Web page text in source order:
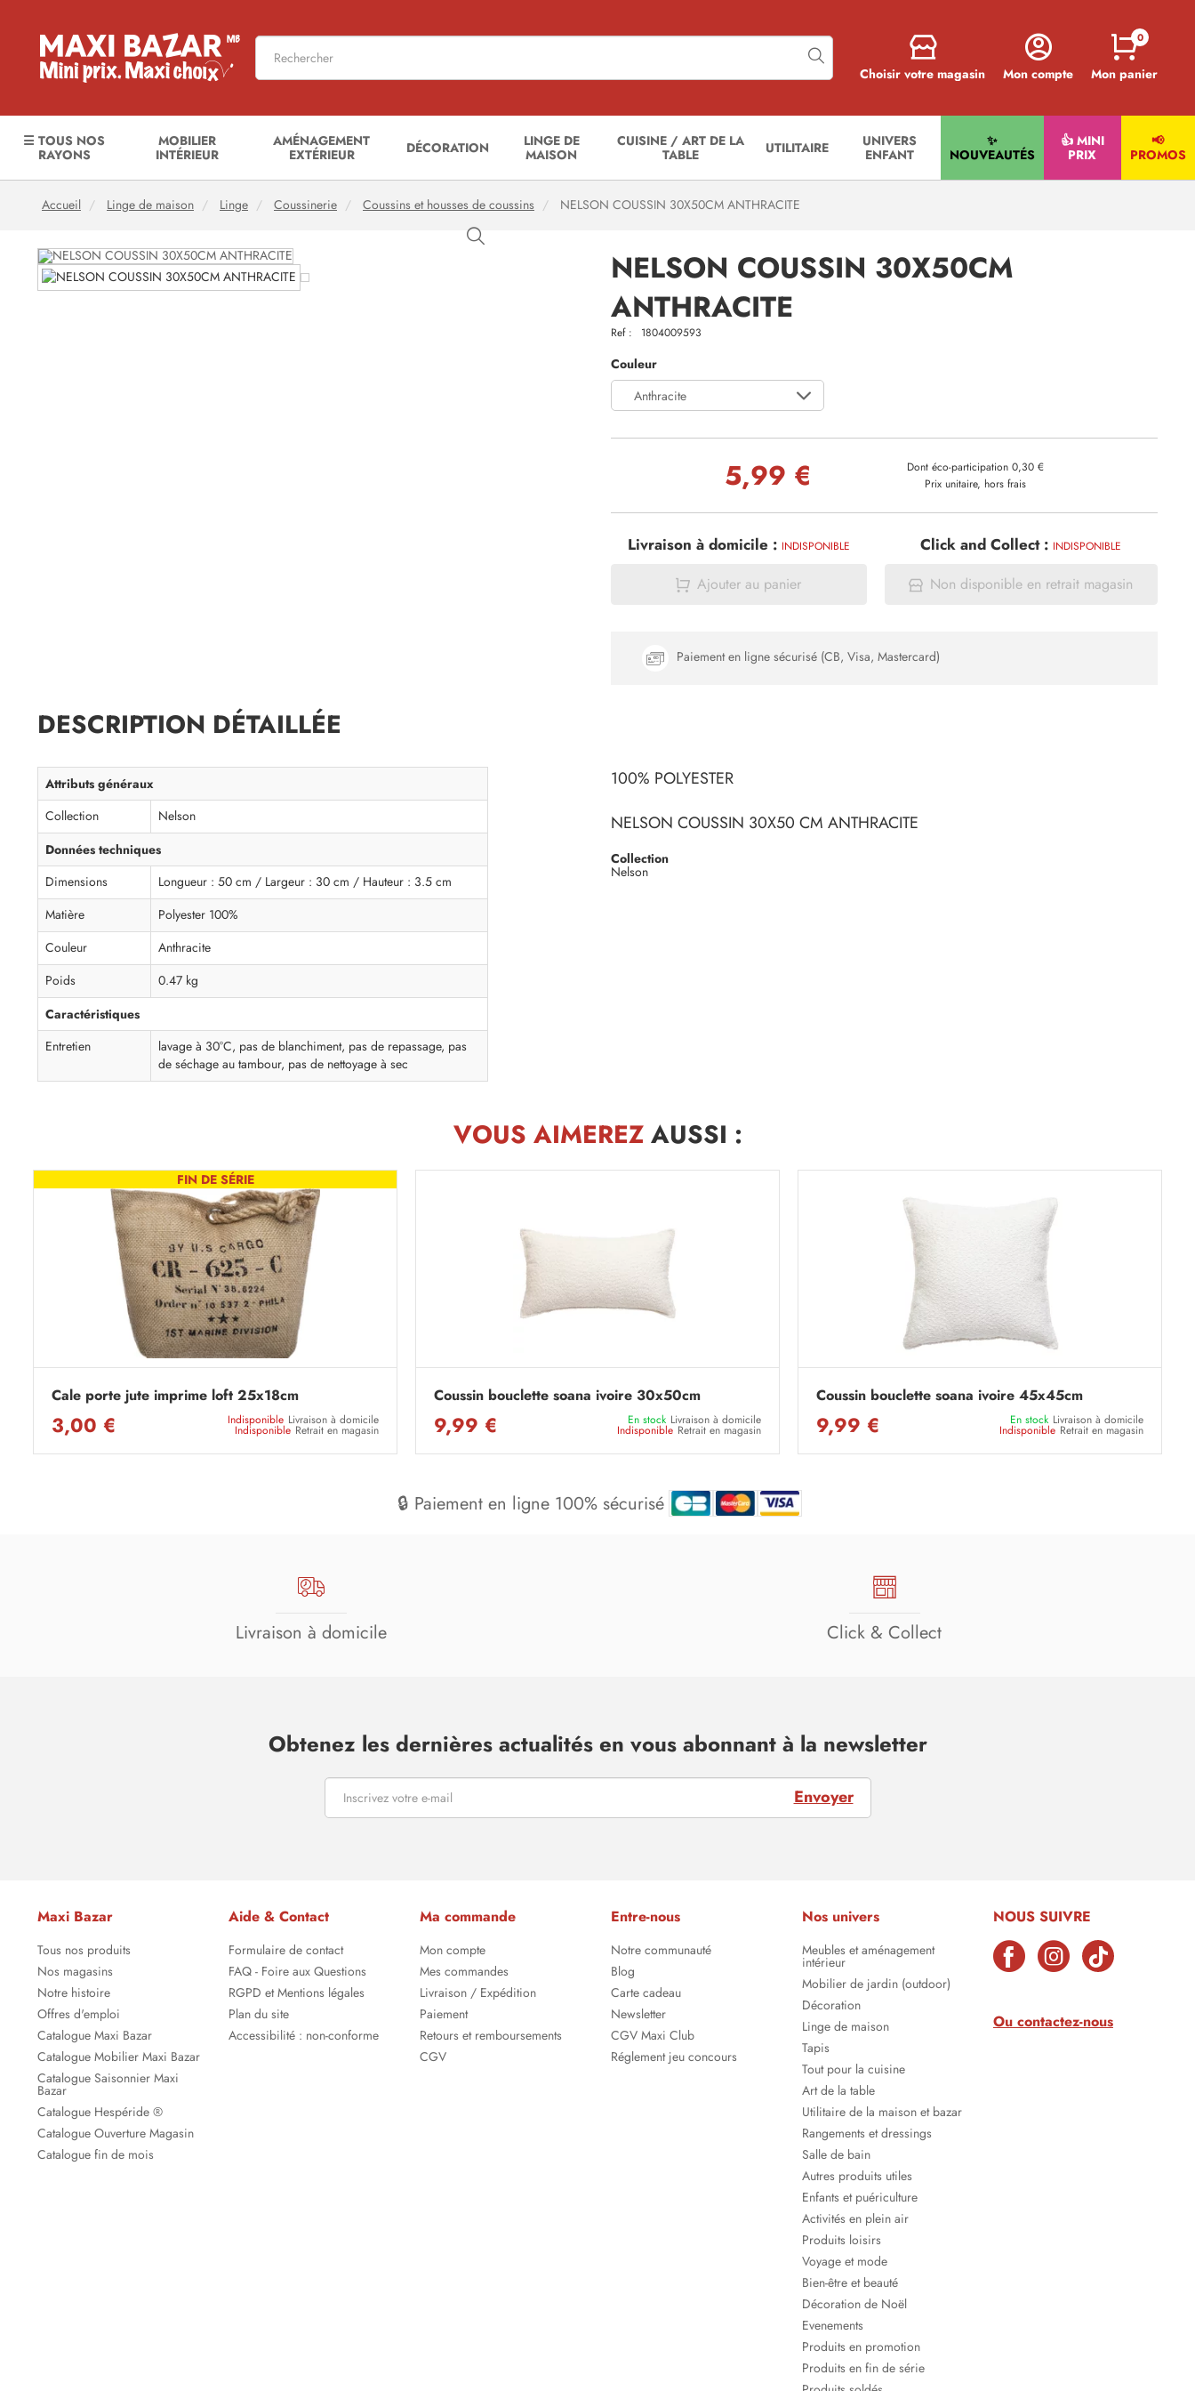
Choisir votre magasin Mon compte Mon panier
0
☰ TOUS NOS
RAYONS
MOBILIER
INTÉRIEUR
AMÉNAGEMENT
EXTÉRIEUR
DÉCORATION
LINGE DE
MAISON
CUISINE / ART DE LA
TABLE
UTILITAIRE
UNIVERS
ENFANT
✨
NOUVEAUTÉS
👍 MINI
PRIX
📢
PROMOS
Accueil Linge de maison Linge Coussinerie Coussins et housses de coussins NELSON COUSSIN 30X50CM ANTHRACITE
NELSON COUSSIN 30X50CM
ANTHRACITE
Ref : 1804009593
Couleur
Anthracite
5,99 €
Dont éco-participation 0,30 €
Prix unitaire, hors frais
Livraison à domicile : INDISPONIBLE
Ajouter au panier
Click and Collect : INDISPONIBLE
Non disponible en retrait magasin
Paiement en ligne sécurisé (CB, Visa, Mastercard)
DESCRIPTION DÉTAILLÉE
Attributs généraux
Collection Nelson
Données techniques
Dimensions
Longueur : 50 cm / Largeur : 30 cm / Hauteur : 3.5 cm
Matière
Polyester 100%
Couleur
Anthracite
Poids
0.47 kg
Caractéristiques
Entretien
lavage à 30°C, pas de blanchiment, pas de repassage, pas
de séchage au tambour, pas de nettoyage à sec
100% POLYESTER
NELSON COUSSIN 30X50 CM ANTHRACITE
Collection
Nelson
VOUS AIMEREZAUSSI :
FIN DE SÉRIE
Cale porte jute imprime loft 25x18cm
3,00 € Indisponible Livraison à domicile
Indisponible Retrait en magasin
Coussin bouclette soana ivoire 30x50cm
9,99 € En stock Livraison à domicile
Indisponible Retrait en magasin
Coussin bouclette soana ivoire 45x45cm
9,99 € En stock Livraison à domicile
Indisponible Retrait en magasin
🔒 Paiement en ligne 100% sécurisé
Livraison à domicile Click & Collect
Obtenez les dernières actualités en vous abonnant à la newsletter
Envoyer
Maxi Bazar
Tous nos produits
Nos magasins
Notre histoire
Offres d'emploi
Catalogue Maxi Bazar
Catalogue Mobilier Maxi Bazar
Catalogue Saisonnier Maxi
Bazar
Catalogue Hespéride ®
Catalogue Ouverture Magasin
Catalogue fin de mois
Aide & Contact
Formulaire de contact
FAQ - Foire aux Questions
RGPD et Mentions légales
Plan du site
Accessibilité : non-conforme
Ma commande
Mon compte
Mes commandes
Livraison / Expédition
Paiement
Retours et remboursements
CGV
Entre-nous
Notre communauté
Blog
Carte cadeau
Newsletter
CGV Maxi Club
Réglement jeu concours
Nos univers
Meubles et aménagement
intérieur
Mobilier de jardin (outdoor)
Décoration
Linge de maison
Tapis
Tout pour la cuisine
Art de la table
Utilitaire de la maison et bazar
Rangements et dressings
Salle de bain
Autres produits utiles
Enfants et puériculture
Activités en plein air
Produits loisirs
Voyage et mode
Bien-être et beauté
Décoration de Noël
Evenements
Produits en promotion
Produits en fin de série
NOUS SUIVRE
Ou contactez-nous